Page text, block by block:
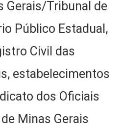
Gerais/Tribunal de
Público Estadual,
Civil das
estabelecimentos
dos Oficiais
Minas Gerais